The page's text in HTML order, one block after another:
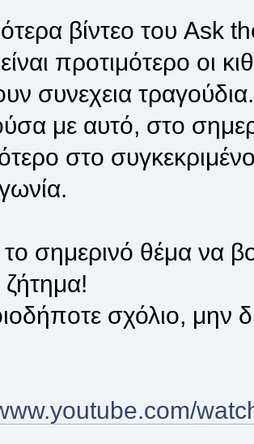
βίντεο του Ask
προτιμότερο οι
συνεχεια
με αυτό, στο
στο
σημερινό θέμα να
σχόλιο, μην